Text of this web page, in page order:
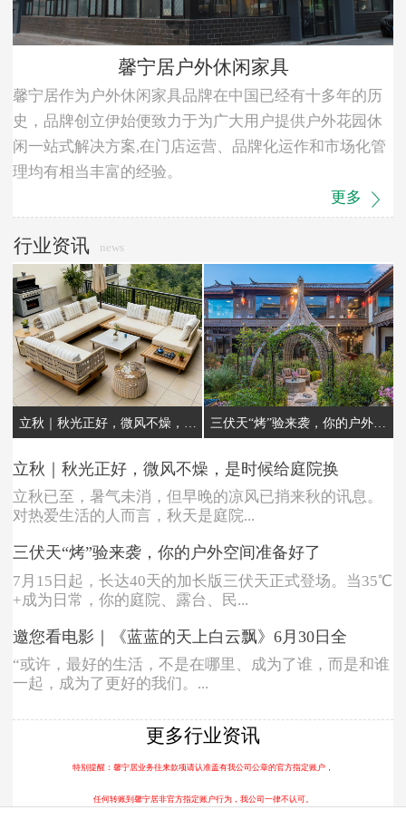
馨宁居户外休闲家具
馨宁居作为户外休闲家具品牌在中国已经有十多年的历
史，品牌创立伊始便致力于为广大用户提供户外花园休
闲一站式解决方案,在门店运营、品牌化运作和市场化管
理均有相当丰富的经验。
更多
行业资讯 news
立秋｜秋光正好，微风不燥，是时候给庭院换一套“秋装”了 三伏天“烤”验来袭，你的户外空间准备好了吗？
立秋｜秋光正好，微风不燥，是时候给庭院换
立秋已至，暑气未消，但早晚的凉风已捎来秋的讯息。
对热爱生活的人而言，秋天是庭院...
三伏天“烤”验来袭，你的户外空间准备好了
7月15日起，长达40天的加长版三伏天正式登场。当35℃
+成为日常，你的庭院、露台、民...
邀您看电影｜《蓝蓝的天上白云飘》6月30日全
“或许，最好的生活，不是在哪里、成为了谁，而是和谁
一起，成为了更好的我们。...
更多行业资讯
特别提醒：馨宁居业务往来款项请认准盖有我公司公章的官方指定账户，
任何转账到馨宁居非官方指定账户行为，我公司一律不认可。